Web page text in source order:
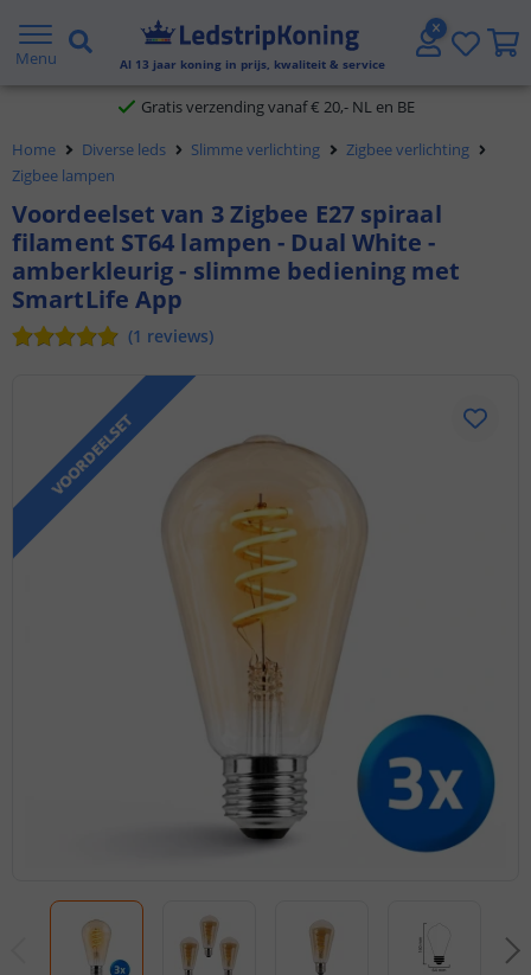
Menu Al 13 jaar koning in prijs, kwaliteit & service
5 jaar garantie
Gratis verzending vanaf € 20,- NL en BE
Klantbeoordeling 9.1
Voor 23:45 uur besteld, morgen in huis
Home Diverse leds Slimme verlichting
Zigbee verlichting
Zigbee lampen
Voordeelset van 3 Zigbee E27 spiraal
filament ST64 lampen - Dual White -
amberkleurig - slimme bediening met
SmartLife App
(1 reviews)
VOORDEELSET